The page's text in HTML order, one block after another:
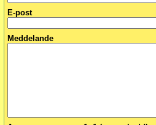
E-post
Meddelande